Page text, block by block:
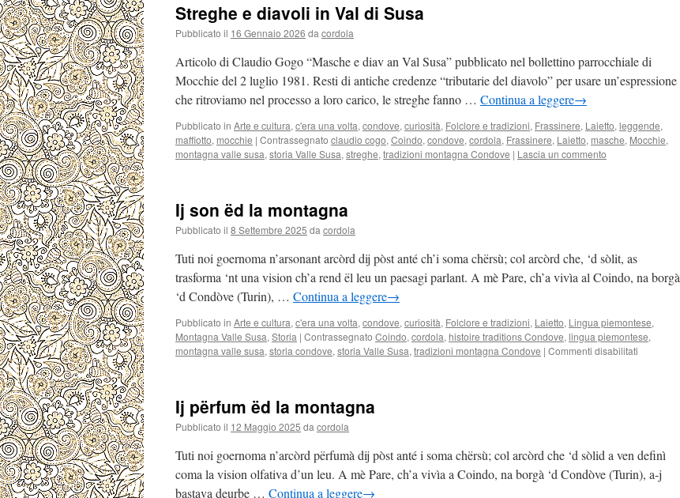
Streghe e diavoli in Val di Susa
Pubblicato il 16 Gennaio 2026 da cordola
Articolo di Claudio Gogo “Masche e diav an Val Susa” pubblicato nel bollettino parrocchiale di
Mocchie del 2 luglio 1981. Resti di antiche credenze “tributarie del diavolo” per usare un’espressione
che ritroviamo nel processo a loro carico, le streghe fanno … Continua a leggere→
Pubblicato in Arte e cultura, c'era una volta, condove, curiosità, Folclore e tradizioni, Frassinere, Laietto, leggende,
maffiotto, mocchie | Contrassegnato claudio cogo, Coindo, condove, cordola, Frassinere, Laietto, masche, Mocchie,
montagna valle susa, storia Valle Susa, streghe, tradizioni montagna Condove | Lascia un commento
Ij son ëd la montagna
Pubblicato il 8 Settembre 2025 da cordola
Tuti noi goernoma n’arsonant arcòrd dij pòst anté ch’i soma chërsù; col arcòrd che, ‘d sòlit, as
trasforma ‘nt una vision ch’a rend ël leu un paesagi parlant. A mè Pare, ch’a vivìa al Coindo, na borgà
‘d Condòve (Turin), … Continua a leggere→
Pubblicato in Arte e cultura, c'era una volta, condove, curiosità, Folclore e tradizioni, Laietto, Lingua piemontese,
Montagna Valle Susa, Storia | Contrassegnato Coindo, cordola, histoire traditions Condove, lingua piemontese,
montagna valle susa, storia condove, storia Valle Susa, tradizioni montagna Condove | Commenti disabilitati
Ij përfum ëd la montagna
Pubblicato il 12 Maggio 2025 da cordola
Tuti noi goernoma n’arcòrd përfumà dij pòst anté i soma chërsù; col arcòrd che ‘d sòlid a ven definì
coma la vision olfativa d’un leu. A mè Pare, ch’a vivìa a Coindo, na borgà ‘d Condòve (Turin), a-j
bastava deurbe … Continua a leggere→